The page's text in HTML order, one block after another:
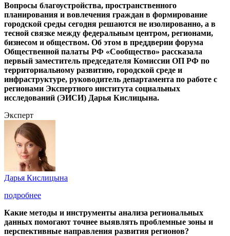
Вопросы благоустройства, пространственного
планирования и вовлечения граждан в формирование
городской среды сегодня решаются не изолированно, а в
тесной связке между федеральным центром, регионами,
бизнесом и обществом. Об этом в преддверии форума
Общественной палаты РФ «Сообщество» рассказала
первый заместитель председателя Комиссии ОП РФ по
территориальному развитию, городской среде и
инфраструктуре, руководитель департамента по работе с
регионами Экспертного института социальных
исследований (ЭИСИ) Дарья Кислицына.
Эксперт
Дарья Кислицына
подробнее
Какие методы и инструменты анализа региональных
данных помогают точнее выявлять проблемные зоны и
перспективные направления развития регионов?